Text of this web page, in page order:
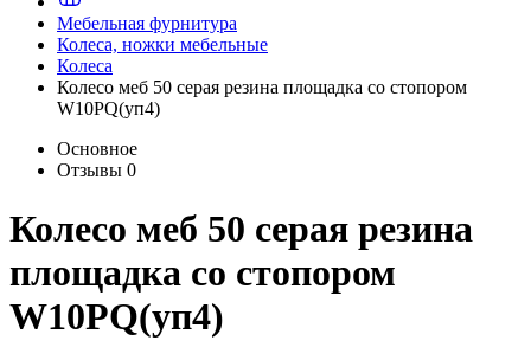
Мебельная фурнитура
Колеса, ножки мебельные
Колеса
Колесо меб 50 серая резина площадка со стопором
W10PQ(уп4)
Основное
Отзывы 0
Колесо меб 50 серая резина
площадка со стопором
W10PQ(уп4)